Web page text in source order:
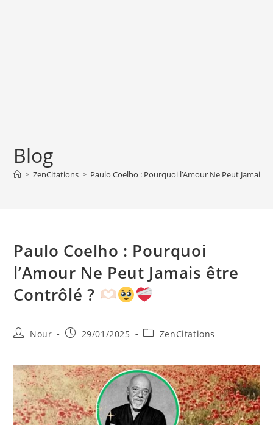
Blog
> ZenCitations > Paulo Coelho : Pourquoi l’Amour Ne Peut Jamais
Paulo Coelho : Pourquoi
l’Amour Ne Peut Jamais être
Contrôlé ?
Auteur/autrice
publication :
Nour
Publication
29/01/2025
PostZenCitations